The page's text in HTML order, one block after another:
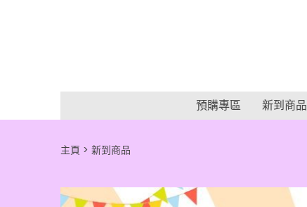
預購專區 新到商品
主頁 新到商品